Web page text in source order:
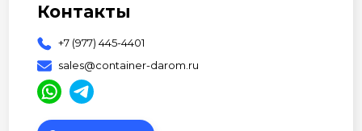
Контакты
+7 (977) 445-4401
sales@container-darom.ru